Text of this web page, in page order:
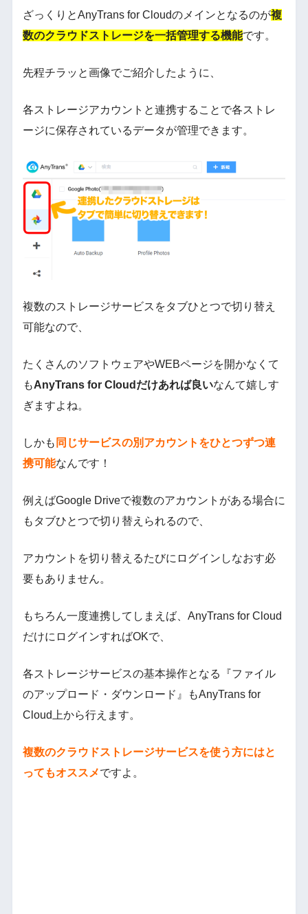
ざっくりとAnyTrans for Cloudのメインとなるのが複
数のクラウドストレージを一括管理する機能です。
先程チラッと画像でご紹介したように、
各ストレージアカウントと連携することで各ストレ
ージに保存されているデータが管理できます。
複数のストレージサービスをタブひとつで切り替え
可能なので、
たくさんのソフトウェアやWEBページを開かなくて
もAnyTrans for Cloudだけあれば良いなんて嬉しす
ぎますよね。
しかも 同じサービスの別アカウントをひとつずつ連
携可能なんです！
例えばGoogle Driveで複数のアカウントがある場合に
もタブひとつで切り替えられるので、
アカウントを切り替えるたびにログインしなおす必
要もありません。
もちろん一度連携してしまえば、AnyTrans for Cloud
だけにログインすればOKで、
各ストレージサービスの基本操作となる『ファイル
のアップロード・ダウンロード』もAnyTrans for
Cloud上から行えます。
複数のクラウドストレージサービスを使う方にはと
ってもオススメですよ。